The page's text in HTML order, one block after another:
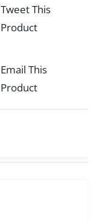
Tweet This
Product
Email This
Product